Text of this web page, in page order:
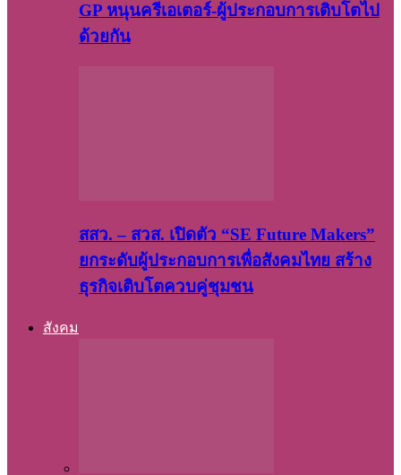
GP หนุนครีเอเตอร์-ผู้ประกอบการเติบโตไป
ด้วยกัน
สสว. – สวส. เปิดตัว “SE Future Makers”
ยกระดับผู้ประกอบการเพื่อสังคมไทย สร้าง
ธุรกิจเติบโตควบคู่ชุมชน
สังคม